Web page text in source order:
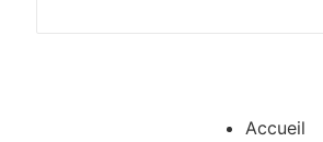
Accueil